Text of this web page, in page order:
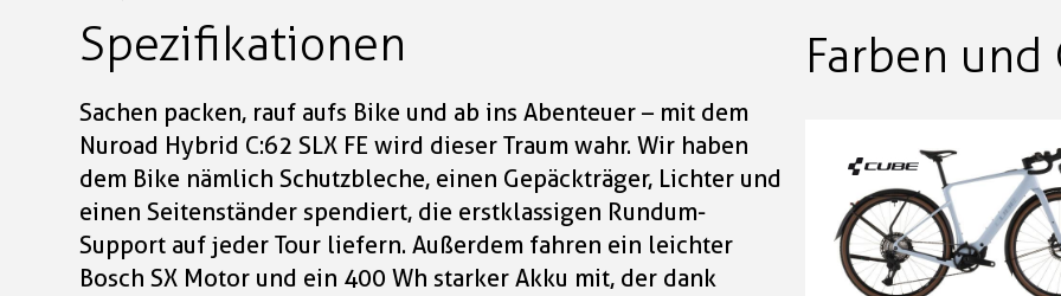
Spezifikationen
Sachen packen, rauf aufs Bike und ab ins Abenteuer – mit dem
Nuroad Hybrid C:62 SLX FE wird dieser Traum wahr. Wir haben
dem Bike nämlich Schutzbleche, einen Gepäckträger, Lichter und
einen Seitenständer spendiert, die erstklassigen Rundum-
Support auf jeder Tour liefern. Außerdem fahren ein leichter
Bosch SX Motor und ein 400 Wh starker Akku mit, der dank
Farben und